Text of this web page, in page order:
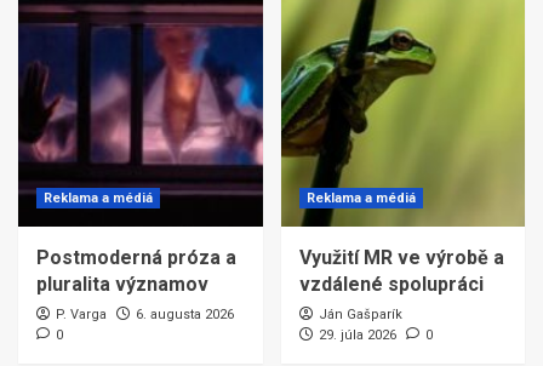
Reklama a médiá
Postmoderná próza a
pluralita významov
P. Varga
6. augusta 2026
0
Reklama a médiá
Využití MR ve výrobě a
vzdálené spolupráci
Ján Gašparík
29. júla 2026
0